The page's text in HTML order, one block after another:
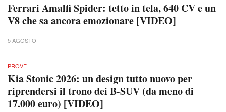
Ferrari Amalfi Spider: tetto in tela, 640 CV e un
V8 che sa ancora emozionare [VIDEO]
5 AGOSTO
PROVE
Kia Stonic 2026: un design tutto nuovo per
riprendersi il trono dei B-SUV (da meno di
17.000 euro) [VIDEO]